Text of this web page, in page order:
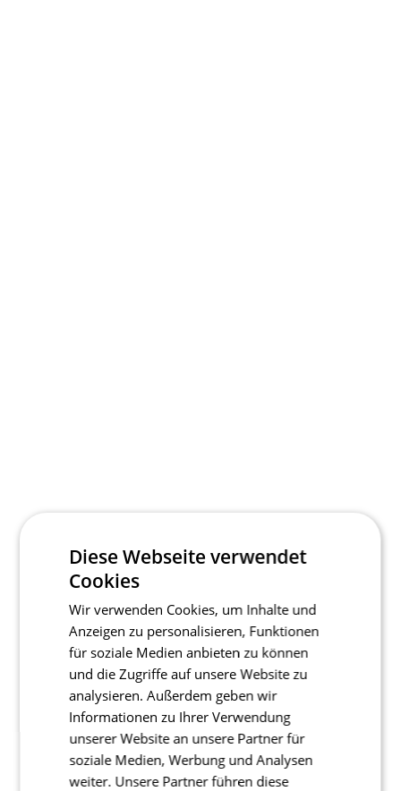
Diese Webseite verwendet
Cookies
Wir verwenden Cookies, um Inhalte und
Anzeigen zu personalisieren, Funktionen
für soziale Medien anbieten zu können
und die Zugriffe auf unsere Website zu
analysieren. Außerdem geben wir
Informationen zu Ihrer Verwendung
unserer Website an unsere Partner für
soziale Medien, Werbung und Analysen
weiter. Unsere Partner führen diese